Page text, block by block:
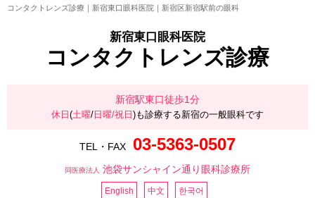
コンタクトレンズ診療｜新宿東口眼科医院｜新宿区新宿駅前の眼科
新宿東口眼科医院
コンタクトレンズ診療
新宿駅東口徒歩1分
休日 (土曜/ 日曜/祝日 )も診療する新宿の一般眼科です
TEL・FAX 03-5363-0507
同医療法人 池袋サンシャイン通り眼科診療所
English 中文 한국어